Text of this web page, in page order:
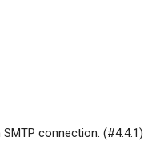
connection. (#4.4.1)